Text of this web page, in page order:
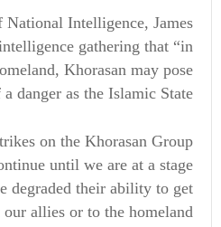
Intelligence, James
gathering that “in
Khorasan may pose
danger as the Islamic State”.
on the Khorasan Group
until we are at a stage
degraded their ability to get
our allies or to the homeland”.